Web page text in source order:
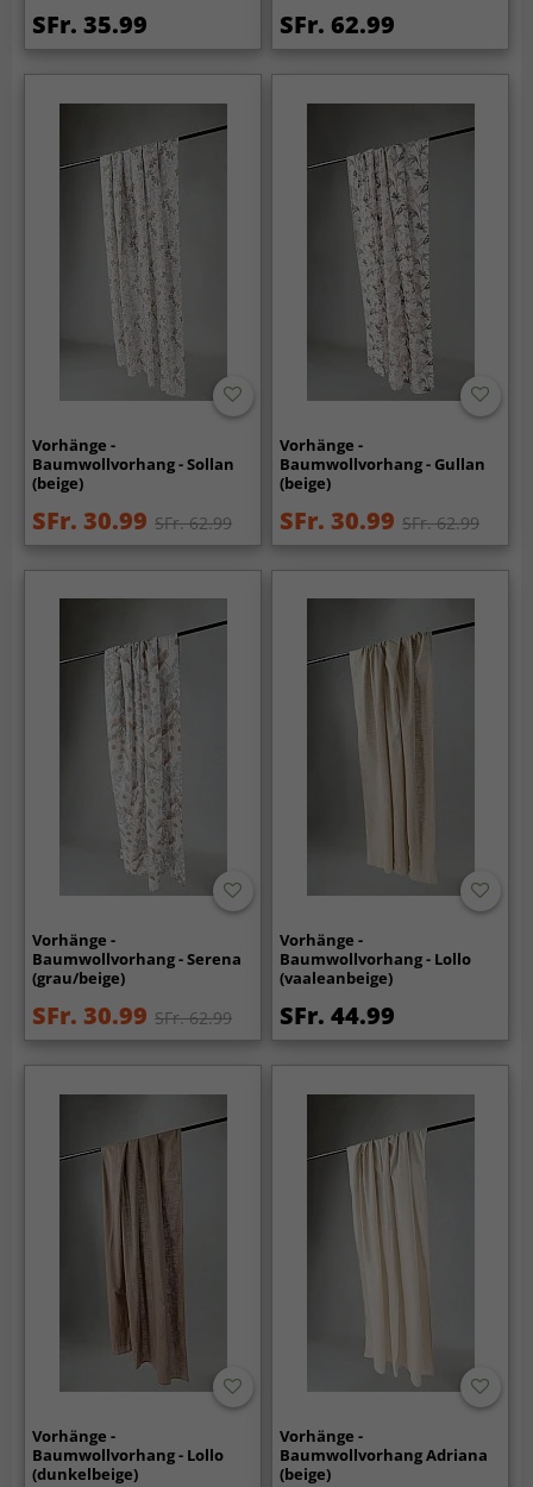
SFr. 35.99 SFr. 62.99
Vorhänge -
Baumwollvorhang - Sollan
(beige)
SFr. 30.99 SFr. 62.99
Vorhänge -
Baumwollvorhang - Gullan
(beige)
SFr. 30.99 SFr. 62.99
Vorhänge -
Baumwollvorhang - Serena
(grau/beige)
SFr. 30.99 SFr. 62.99
Vorhänge -
Baumwollvorhang - Lollo
(vaaleanbeige)
SFr. 44.99
Vorhänge -
Baumwollvorhang - Lollo
(dunkelbeige)
Vorhänge -
Baumwollvorhang Adriana
(beige)